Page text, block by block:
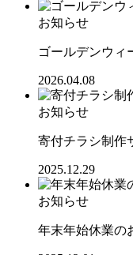
お知らせ
ゴールデンウィ
2026.04.08
お知らせ
寄付チラシ制作
2025.12.29
お知らせ
年末年始休業の